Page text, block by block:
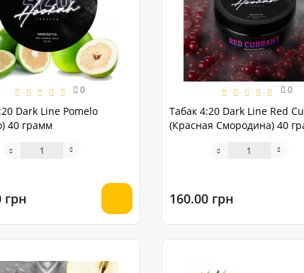
0
Dark Line Pomelo
40 грамм
грн
0
Табак 4:20 Dark Line Red
(Красная Смородина) 40
160.00 грн